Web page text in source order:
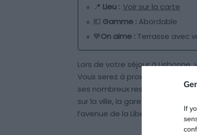
If
📍 Lieu : Voir sur la carte
💶 Gamme : Abordable
💙On aime : Terrasse avec
Lors de votre séjour à
Vous serez à proximité de
ses nombreux restaurants et
sur la ville, la gare de
l’avenue de la Liberté et ses